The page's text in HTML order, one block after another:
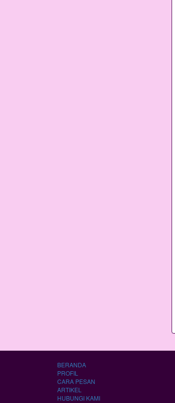
BERANDA
PROFIL
CARA PESAN
ARTIKEL
HUBUNGI KAMI